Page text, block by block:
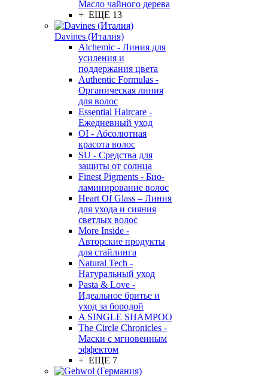
Масло чайного дерева
+ ЕЩЕ 13
Davines (Италия)
Alchemic - Линия для
усиления и
поддержания цвета
Authentic Formulas -
Органическая линия
для волос
Essential Haircare -
Eжедневный уход
OI - Абсолютная
красота волос
SU - Средства для
защиты от солнца
Finest Pigments - Био-
ламинирование волос
Heart Of Glass – Линия
для ухода и сияния
светлых волос
More Inside -
Авторские продукты
для стайлинга
Natural Tech -
Натуральный уход
Pasta & Love -
Идеальное бритье и
уход за бородой
A SINGLE SHAMPOO
The Circle Chronicles -
Маски с мгновенным
эффектом
+ ЕЩЕ 7